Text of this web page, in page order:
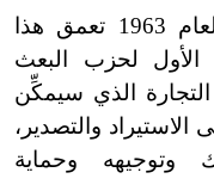
وبعد ثورة الثامن من آذار لعام 1963 تعمق هذا
الأول لحزب البعث
الذي سيمكِّن
والتصدير،
وتوجيهه وحماية